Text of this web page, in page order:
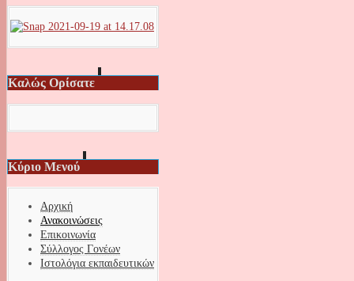
Καλώς Ορίσατε
Κύριο Μενού
Αρχική
Ανακοινώσεις
Επικοινωνία
Σύλλογος Γονέων
Ιστολόγια εκπαιδευτικών